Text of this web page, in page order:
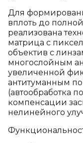
Для
вплоть до
реализована
матрица с
объектив с
многослойным
увеличенной
антитуманным
(автообработка
компенсации
нелинейного